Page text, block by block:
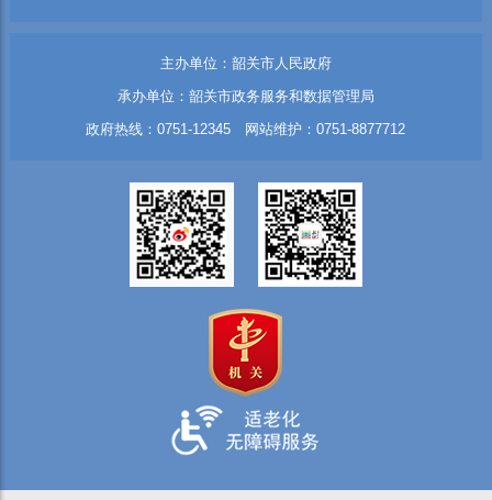
主办单位：韶关市人民政府
承办单位：韶关市政务服务和数据管理局
政府热线：0751-12345 网站维护：0751-8877712